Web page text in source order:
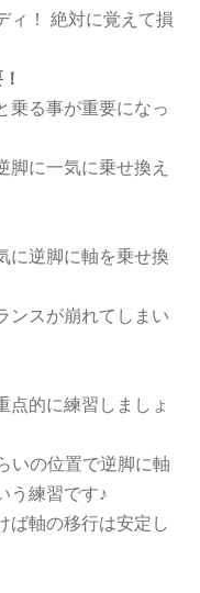
ィ！ 絶対に覚えて損
乗る事が重要になっ
脚に一気に乗せ換え
に逆脚に軸を乗せ換
ンスが崩れてしまい
点的に練習しましょ
いの位置で逆脚に軸
う練習です♪
ば軸の移行は安定し